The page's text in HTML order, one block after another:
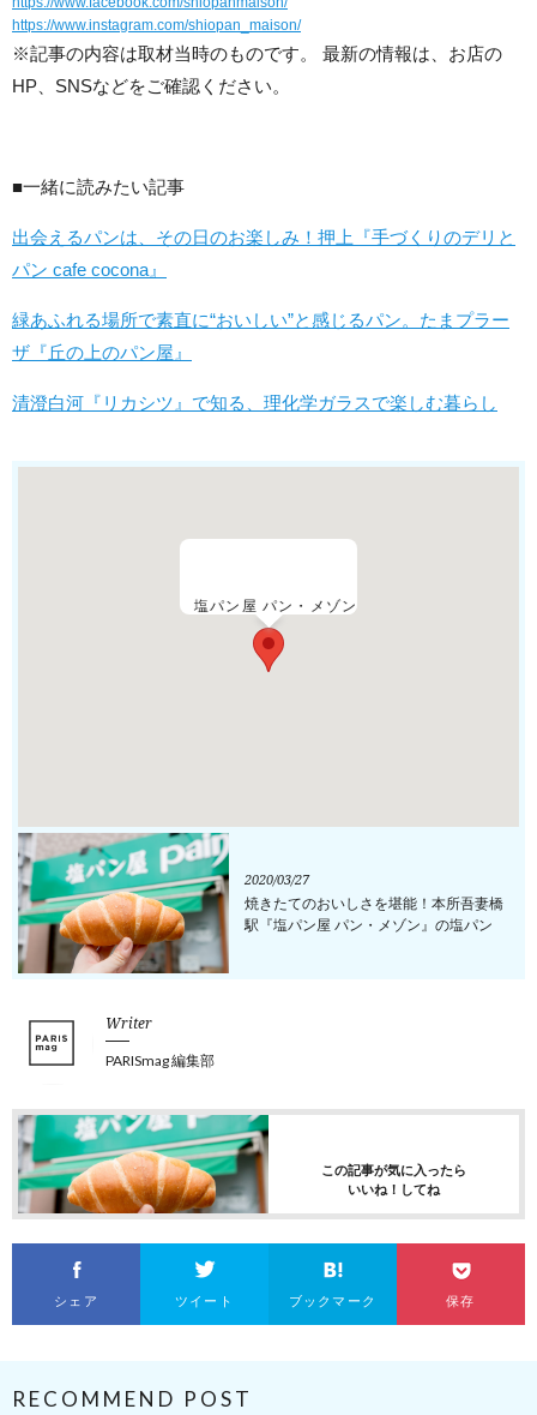
https://www.instagram.com/shiopan_maison/
※記事の内容は取材当時のものです。 最新の情報は、お店の
HP、SNSなどをご確認ください。
■一緒に読みたい記事
出会えるパンは、その日のお楽しみ！押上『手づくりのデリと
パン cafe cocona』
緑あふれる場所で素直に“おいしい”と感じるパン。たまプラー
ザ『丘の上のパン屋』
清澄白河『リカシツ』で知る、理化学ガラスで楽しむ暮らし
塩パン屋 パン・メゾン
2020/03/27
焼きたてのおいしさを堪能！本所吾妻橋
駅『塩パン屋 パン・メゾン』の塩パン
Writer
PARISmag 編集部
この記事が気に入ったら
いいね！してね
シェア ツイート ブックマーク 保存
RECOMMEND POST